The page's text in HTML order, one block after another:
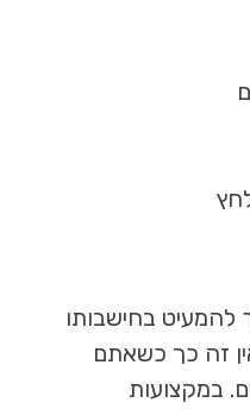
להמעיט בחישבותו
זה כך כשאתם
במקצועות